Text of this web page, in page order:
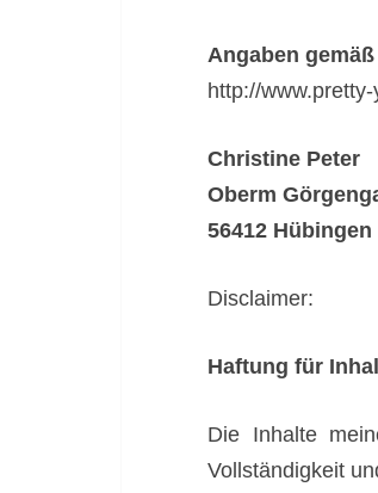
Angaben gemäß
http://
Christine Peter
Oberm
56412 Hübingen
Disclaimer:
Haftung für
Die Inhalte
Vollständigkeit